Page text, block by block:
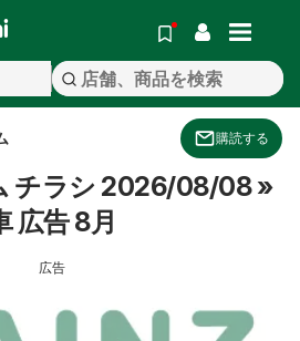
購読する
チラシ 2026/08/08 »
広告 8月
広告